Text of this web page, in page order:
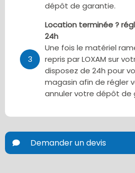
dépôt de garantie.
3
Location terminée ?
24h
Une fois le matériel
repris par LOXAM sur
disposez de 24h pour
magasin afin de régler
annuler votre dépôt de
Demander un devis